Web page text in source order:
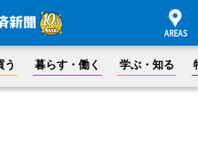
う 暮らす・働く 学ぶ・知る